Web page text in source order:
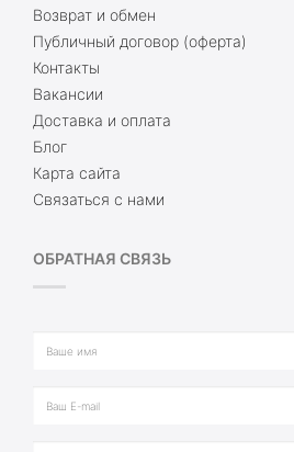
Возврат и обмен
Публичный договор (оферта)
Контакты
Вакансии
Доставка и оплата
Блог
Карта сайта
Связаться с нами
ОБРАТНАЯ СВЯЗЬ